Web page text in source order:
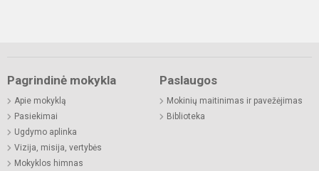
Pagrindinė mokykla
Apie mokyklą
Pasiekimai
Ugdymo aplinka
Vizija, misija, vertybės
Mokyklos himnas
Paslaugos
Mokinių maitinimas ir pavežėjimas
Biblioteka